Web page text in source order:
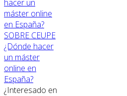
SOBRE CEUPE
¿Dónde hacer
un máster
online en
España?
¿Interesado en